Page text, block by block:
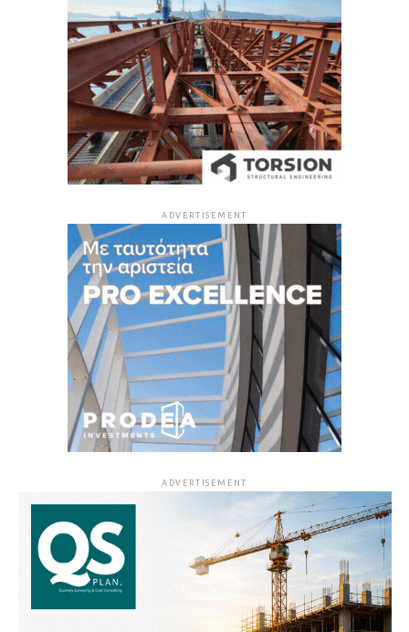
ADVERTISEMENT
ADVERTISEMENT